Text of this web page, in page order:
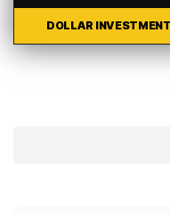
DOLLAR INVESTMENT